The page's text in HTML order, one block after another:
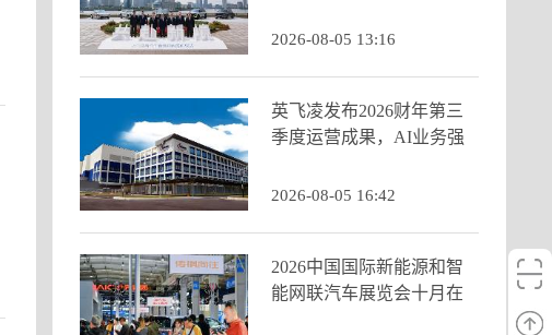
2026-08-05 13:16
英飞凌发布2026财年第三
季度运营成果，AI业务强
史新高
2026-08-05 16:42
2026中国国际新能源和智
能网联汽车展览会十月在